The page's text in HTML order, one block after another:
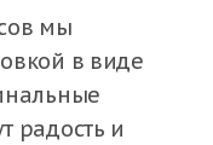
мы
в виде
радость и